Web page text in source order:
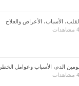
الأسباب، الأعراض والعلاج
الدم، الأسباب وعوامل الخطر